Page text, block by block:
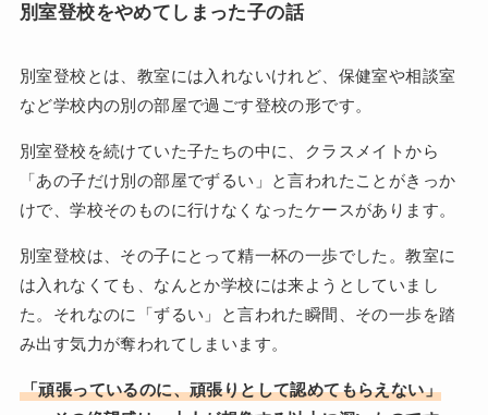
別室登校をやめてしまった子の話
別室登校とは、教室には入れないけれど、保健室や相談室
など学校内の別の部屋で過ごす登校の形です。
別室登校を続けていた子たちの中に、クラスメイトから
「あの子だけ別の部屋でずるい」と言われたことがきっか
けで、学校そのものに行けなくなったケースがあります。
別室登校は、その子にとって精一杯の一歩でした。教室に
は入れなくても、なんとか学校には来ようとしていまし
た。それなのに「ずるい」と言われた瞬間、その一歩を踏
み出す気力が奪われてしまいます。
「頑張っているのに、頑張りとして認めてもらえない」